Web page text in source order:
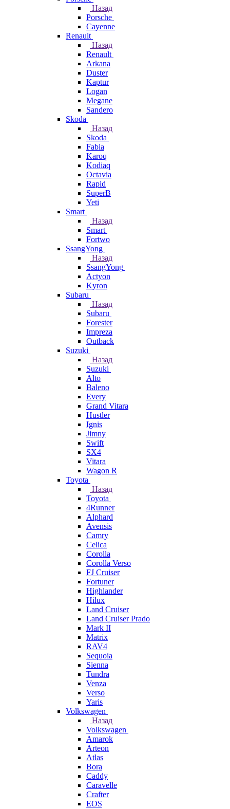
Назад
Porsche
Cayenne
Renault
Назад
Renault
Arkana
Duster
Kaptur
Logan
Megane
Sandero
Skoda
Назад
Skoda
Fabia
Karoq
Kodiaq
Octavia
Rapid
SuperB
Yeti
Smart
Назад
Smart
Fortwo
SsangYong
Назад
SsangYong
Actyon
Kyron
Subaru
Назад
Subaru
Forester
Impreza
Outback
Suzuki
Назад
Suzuki
Alto
Baleno
Every
Grand Vitara
Hustler
Ignis
Jimny
Swift
SX4
Vitara
Wagon R
Toyota
Назад
Toyota
4Runner
Alphard
Avensis
Camry
Celica
Corolla
Corolla Verso
FJ Cruiser
Fortuner
Highlander
Hilux
Land Cruiser
Land Cruiser Prado
Mark II
Matrix
RAV4
Sequoia
Sienna
Tundra
Venza
Verso
Yaris
Volkswagen
Назад
Volkswagen
Amarok
Arteon
Atlas
Bora
Caddy
Caravelle
Crafter
EOS